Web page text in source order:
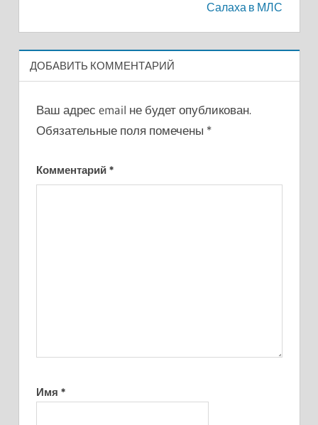
Салаха в МЛС
ДОБАВИТЬ КОММЕНТАРИЙ
Ваш адрес email не будет опубликован.
Обязательные поля помечены *
Комментарий *
Имя *